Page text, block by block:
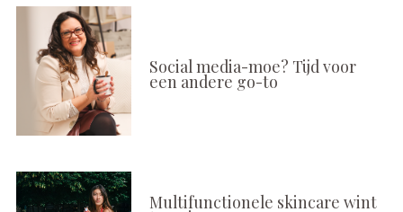
Social media-moe? Tijd voor
een andere go-to
Multifunctionele skincare wint